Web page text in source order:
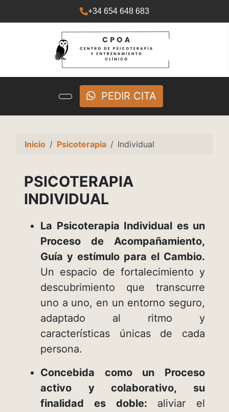
+34 654 648 683
PEDIR CITA
Inicio Psicoterapia Individual
PSICOTERAPIA
INDIVIDUAL
La Psicoterapia Individual es un
Proceso de Acompañamiento,
Guía y estímulo para el Cambio.
Un espacio de fortalecimiento y
descubrimiento que transcurre
uno a uno, en un entorno seguro,
adaptado al ritmo y
características únicas de cada
persona.
Concebida como un Proceso
activo y colaborativo, su
finalidad es doble: aliviar el